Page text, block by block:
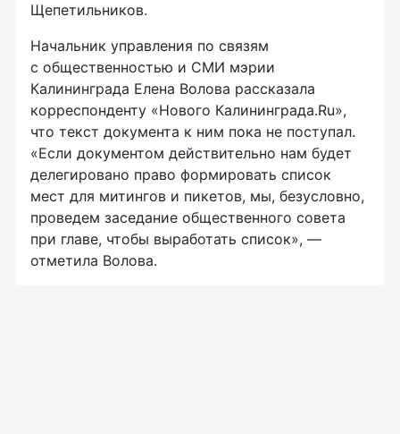
Щепетильников.
Начальник управления по связям
с общественностью и СМИ мэрии
Калининграда Елена Волова рассказала
корреспонденту «Нового Калининграда.Ru»,
что текст документа к ним пока не поступал.
«Если документом действительно нам будет
делегировано право формировать список
мест для митингов и пикетов, мы, безусловно,
проведем заседание общественного совета
при главе, чтобы выработать список», —
отметила Волова.